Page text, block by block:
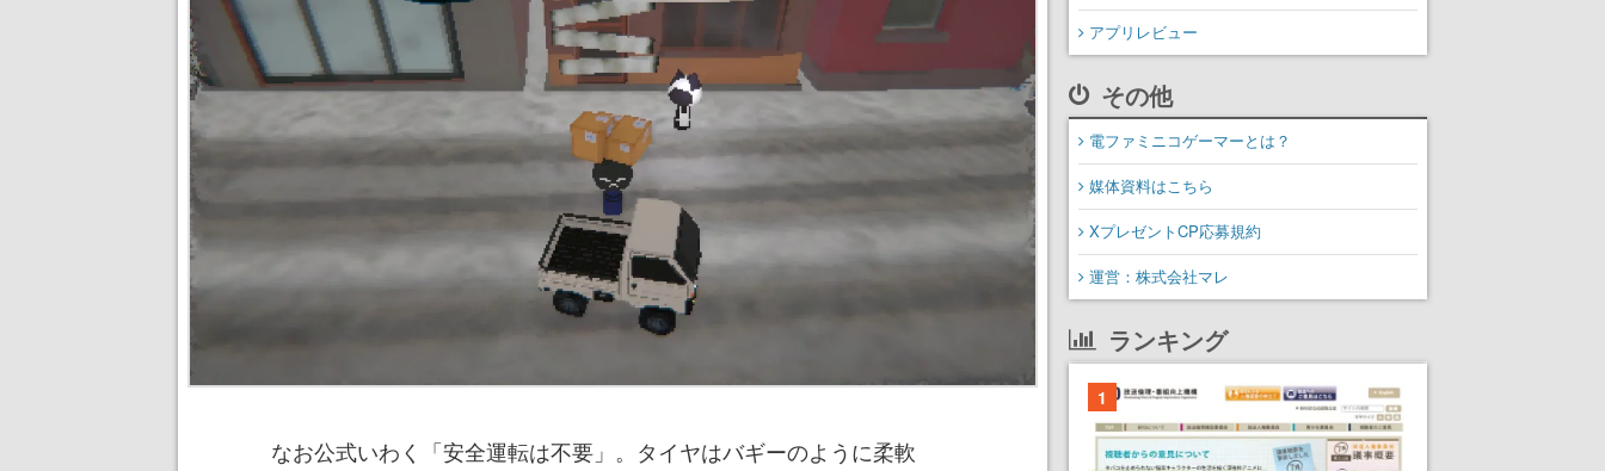
なお公式いわく「安全運転は不要」。タイヤはバギーのように柔軟
アプリレビュー
その他
電ファミニコゲーマーとは？
媒体資料はこちら
XプレゼントCP応募規約
運営：株式会社マレ
ランキング
1